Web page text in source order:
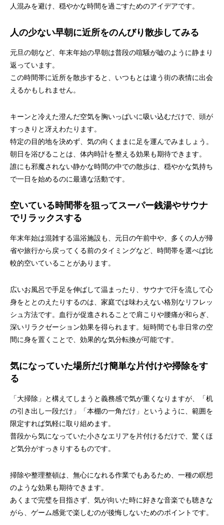
人混みを避け、穏やかな時間を過ごすためのアイデアです。
人の少ない早朝に近所をのんびり散歩してみる
元旦の朝など、年末年始の早朝は普段の喧騒が嘘のように静まり
返っています。
この時間帯に近所を散歩すると、いつもとは違う街の表情に出会
えるかもしれません。
キーンと冷えた澄んだ空気を胸いっぱいに吸い込むだけで、頭が
すっきりと冴えわたります。
特定の目的地を決めず、気の向くままに足を運んでみましょう。
朝日を浴びることは、体内時計を整える効果も期待できます。
誰にも邪魔されない静かな時間の中での散歩は、穏やかな気持ち
で一日を始めるのに最適な活動です。
空いている時間帯を狙ってスーパー銭湯やサウナ
でリラックスする
年末年始は混雑する温浴施設も、元日の午前中や、多くの人が帰
省や旅行から戻ってくる前のタイミングなど、時間帯を選べば比
較的空いていることがあります。
広いお風呂で手足を伸ばして温まったり、サウナで汗を流して心
身をととのえたりするのは、家庭では味わえない格別なリフレッ
シュ方法です。血行が促進されることで肩こりや腰痛が和らぎ、
深いリラクゼーション効果を得られます。短時間でも非日常の空
間に身を置くことで、効果的な気分転換が可能です。
気になっていた場所だけ簡単な片付けや掃除をす
る
「大掃除」と構えてしまうと義務感で気が重くなりますが、「机
の引き出し一段だけ」「本棚の一角だけ」というように、範囲を
限定すれば気軽に取り組めます。
普段から気になっていた小さなエリアを片付けるだけで、驚くほ
ど気分がすっきりするものです。
掃除や整理整頓は、無心になれる作業でもあるため、一種の瞑想
のような効果も期待できます。
あくまで完璧を目指さず、気が向いた時に好きな音楽でも聴きな
がら、ゲーム感覚で楽しむのが後悔しないためのポイントです。